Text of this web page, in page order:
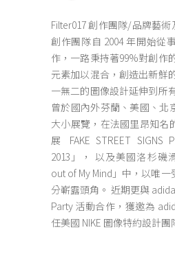
Filter017 創作團隊/品牌藝術
創作團隊自 2004 年開始從
作，一路秉持著99%對創作
元素加以混合，創造出新鮮
一無二的圖像設計延伸到所
曾於國內外芬蘭、美國、北
大小展覽，在法國里昂知名
展 FAKE STREET SIGNS
2013」， 以及美國洛杉磯
out of My Mind」中，以唯
分嶄露頭角。 近期更與
Party 活動合作，獲邀為
任美國 NIKE 圖像特約設計團